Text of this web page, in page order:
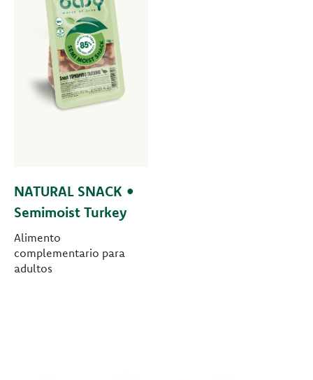
NATURAL SNACK •
Semimoist Turkey
Alimento
complementario para
adultos